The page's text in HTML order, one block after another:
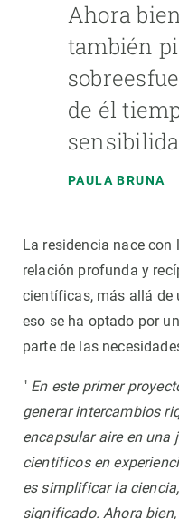
Ahora
también
de él
PAULA BRUNA
La residencia nace con
relación profunda y
científicas, más allá de
eso se ha optado por
parte de las
" En este primer
generar intercambios
encapsular aire en
científicos en
es simplificar la
significado. Ahora